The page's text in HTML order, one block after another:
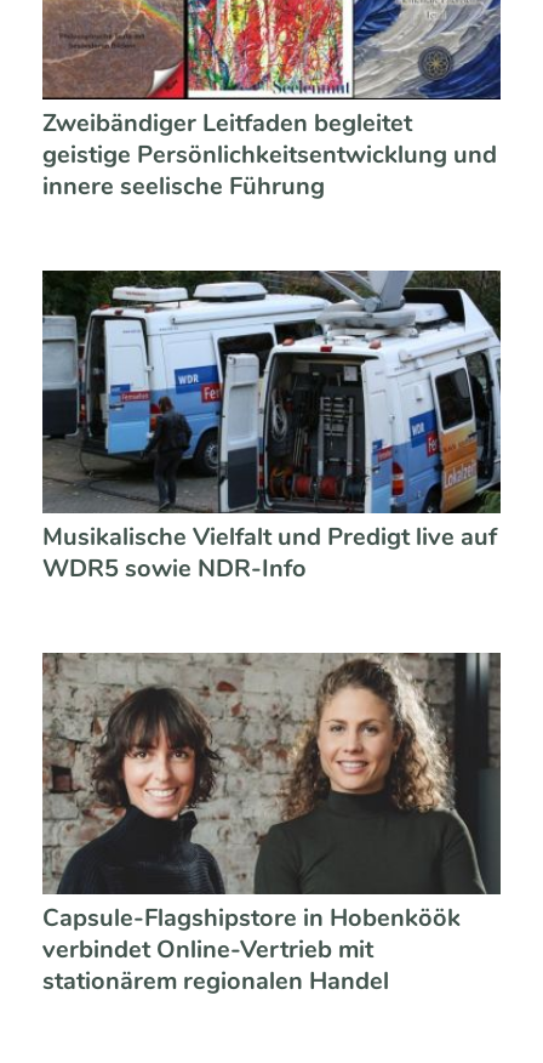
Zweibändiger Leitfaden begleitet
geistige Persönlichkeitsentwicklung und
innere seelische Führung
Musikalische Vielfalt und Predigt live auf
WDR5 sowie NDR-Info
Capsule-Flagshipstore in Hobenköök
verbindet Online-Vertrieb mit
stationärem regionalen Handel